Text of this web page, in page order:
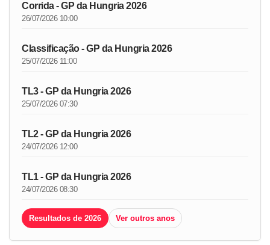
Corrida - GP da Hungria 2026
26/07/2026 10:00
Classificação - GP da Hungria 2026
25/07/2026 11:00
TL3 - GP da Hungria 2026
25/07/2026 07:30
TL2 - GP da Hungria 2026
24/07/2026 12:00
TL1 - GP da Hungria 2026
24/07/2026 08:30
Resultados de 2026 Ver outros anos